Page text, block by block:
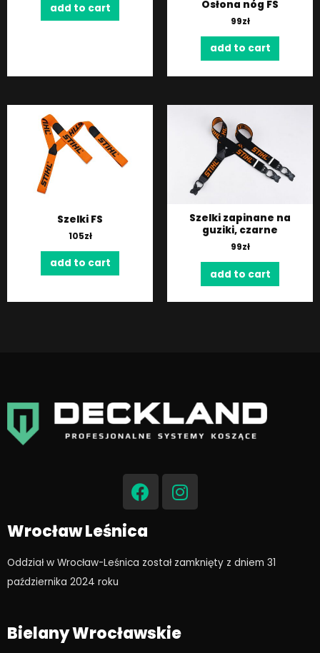
add to cart Osłona nóg FS
99zł
add to cart
Szelki FS
105zł
add to cart
Szelki zapinane na
guziki, czarne
99zł
add to cart
F
a
c
e
b
o
I
n
s
g
Wrocław Leśnica
Oddział w Wrocław-Leśnica został zamknięty z dniem 31
października 2024 roku​
Bielany Wrocławskie